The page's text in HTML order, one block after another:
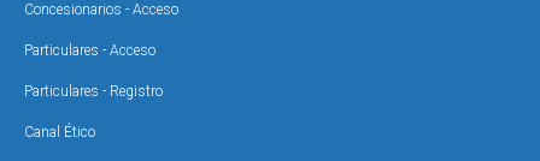
Concesionarios - Acceso
Particulares - Acceso
Particulares - Registro
Canal Ético